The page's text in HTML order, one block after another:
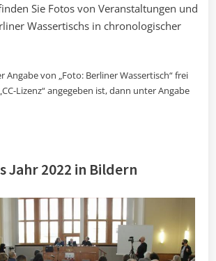
Sie Fotos von Veranstaltungen und
Wassertischs in chronologischer
Angabe von „Foto: Berliner Wassertisch“ frei
Lizenz“ angegeben ist, dann unter Angabe
Jahr 2022 in Bildern